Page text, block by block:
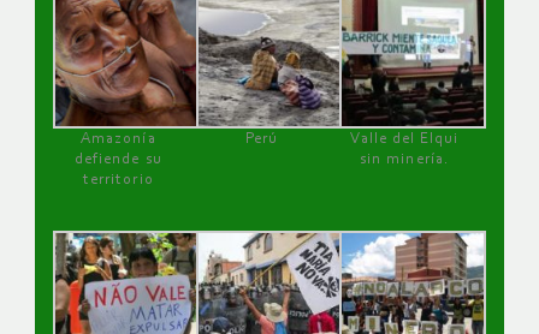
Amazonía
defiende su
territorio
Perú
Valle del Elqui
sin minería.